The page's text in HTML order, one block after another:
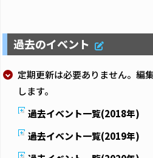
過去のイベント
定期更新は必要ありません。編
します。
過去イベント一覧(2018年)
過去イベント一覧(2019年)